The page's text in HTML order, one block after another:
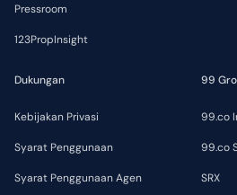
Pressroom
123PropInsight
Dukungan
Kebijakan Privasi
Syarat Penggunaan
Syarat Penggunaan Agen
99
99.co
99.co
SRX